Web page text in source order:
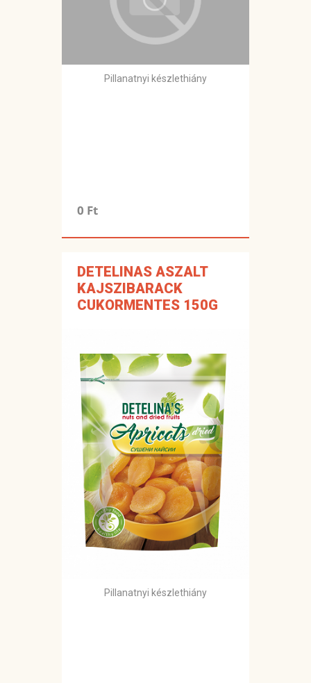
Pillanatnyi készlethiány
0 Ft
DETELINAS ASZALT
KAJSZIBARACK
CUKORMENTES 150G
Pillanatnyi készlethiány